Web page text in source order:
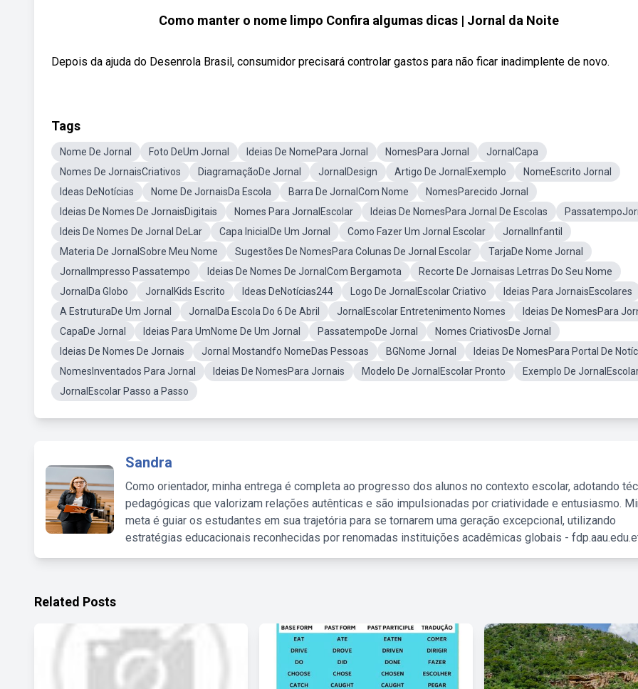
Como manter o nome limpo Confira algumas dicas | Jornal da Noite
Depois da ajuda do Desenrola Brasil, consumidor precisará controlar gastos para não ficar inadimplente de novo.
Tags
Nome De Jornal Foto DeUm Jornal Ideias De NomePara Jornal NomesPara Jornal
JornalCapa
Nomes De JornaisCriativos
DiagramaçãoDe Jornal JornalDesign Artigo De JornalExemplo
NomeEscrito Jornal
Ideas DeNotícias
Nome De JornaisDa Escola Barra De JornalCom Nome
NomesParecido Jornal
Ideias De Nomes De JornaisDigitais
Nomes Para JornalEscolar Ideias De NomesPara Jornal De Escolas
Ideis De Nomes De Jornal DeLar
Capa InicialDe Um Jornal Como Fazer Um Jornal Escolar
JornalInfantil
Materia De JornalSobre Meu Nome
Sugestões De NomesPara Colunas De Jornal Escolar
TarjaDe Nome Jornal
JornalImpresso Passatempo
Ideias De Nomes De JornalCom Bergamota
Recorte De Jornaisas Letrras Do Seu Nome
JornalDa Globo
JornalKids Escrito Ideas DeNotícias244 Logo De JornalEscolar Criativo
Ideias Para JornaisEscolares
A EstruturaDe Um Jornal
JornalDa Escola Do 6 De Abril JornalEscolar Entretenimento Nomes
Ideias De NomesPara
CapaDe Jornal
Ideias Para UmNome De Um Jornal PassatempoDe Jornal
Nomes CriativosDe Jornal
Ideias De Nomes De Jornais
Jornal Mostandfo NomeDas Pessoas BGNome Jornal
Ideias De NomesPara Portal De
NomesInventados Para Jornal
Ideias De NomesPara Jornais Modelo De JornalEscolar Pronto
Exemplo De
JornalEscolar Passo a Passo
Sandra
Como orientador, minha entrega é completa ao progresso dos alunos no contexto escolar, adotando
pedagógicas que valorizam relações autênticas e são impulsionadas por criatividade e entusiasmo.
meta é guiar os estudantes em sua trajetória para se tornarem uma geração excepcional, utilizando
estratégias educacionais reconhecidas por renomadas instituições acadêmicas globais -
Related Posts